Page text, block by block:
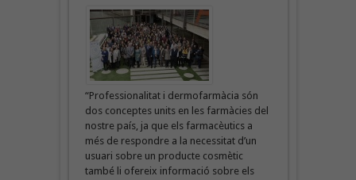
“Professionalitat i dermofarmàcia són
dos conceptes units en les farmàcies del
nostre país, ja que els farmacèutics a
més de respondre a la necessitat d’un
usuari sobre un producte cosmètic
també li ofereix informació sobre els